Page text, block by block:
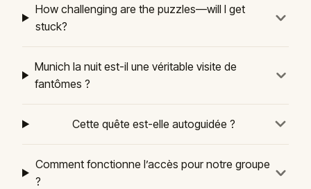
How challenging are the puzzles—will I get
stuck?
Munich la nuit est-il une véritable visite de
fantômes ?
Cette quête est-elle autoguidée ?
Comment fonctionne l’accès pour notre groupe
?